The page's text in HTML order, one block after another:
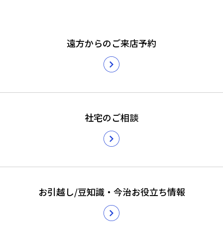
遠方からのご来店予約
社宅のご相談
お引越し/豆知識・今治お役立ち情報